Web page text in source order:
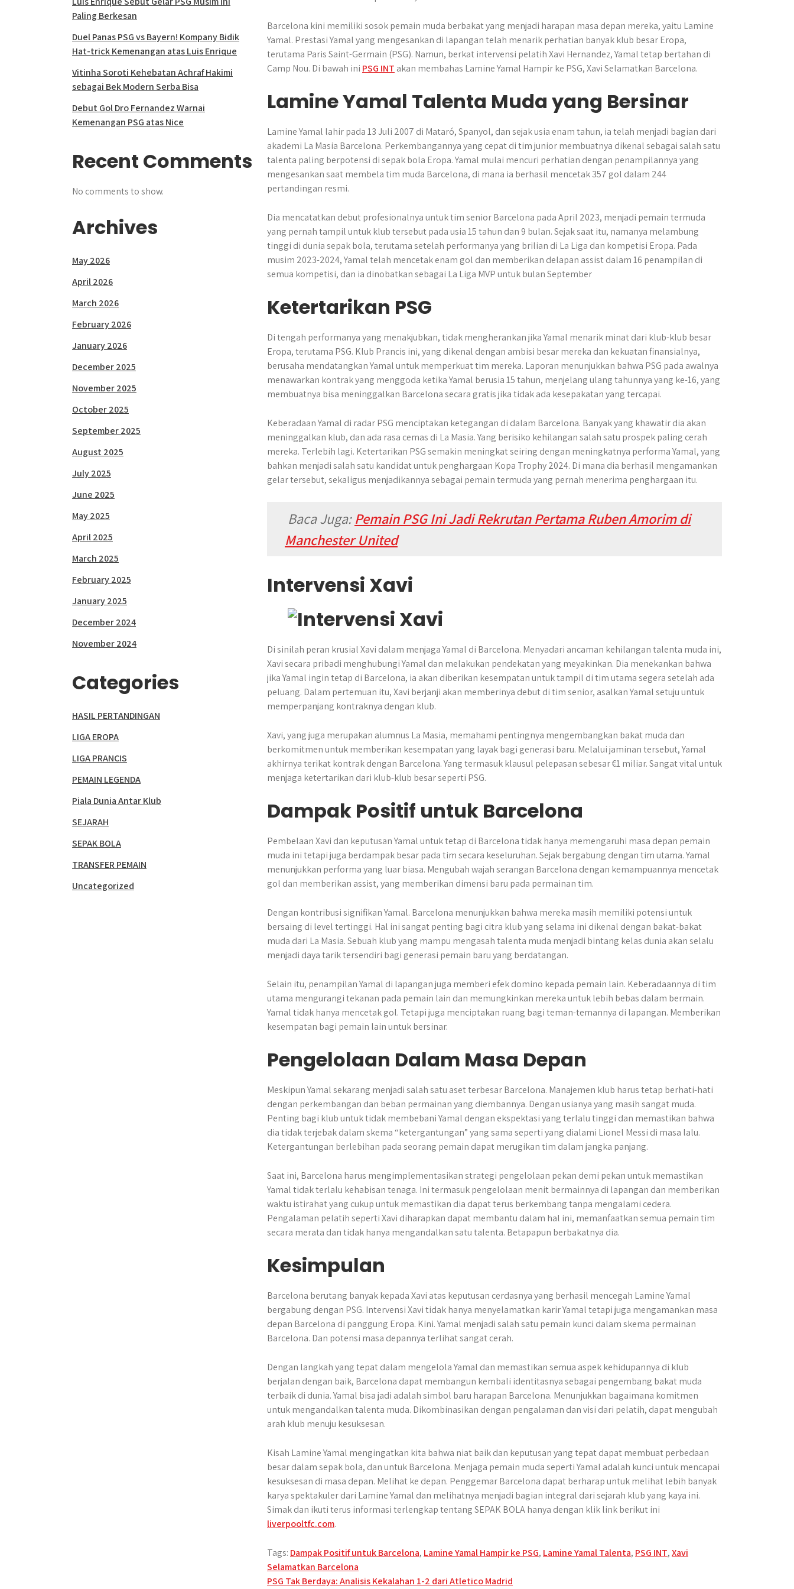
r
Barcelona kini memiliki sosok pemain muda berbakat yang menjadi harapan masa depan mereka, yaitu Lamine
Yamal. Prestasi Yamal yang mengesankan di lapangan telah menarik perhatian banyak klub besar Eropa,
terutama Paris Saint-Germain (PSG). Namun, berkat intervensi pelatih Xavi Hernandez, Yamal tetap bertahan di
Camp Nou. Di bawah ini PSG INT akan membahas Lamine Yamal Hampir ke PSG, Xavi Selamatkan Barcelona.
Lamine Yamal Talenta Muda yang Bersinar
Lamine Yamal lahir pada 13 Juli 2007 di Mataró, Spanyol, dan sejak usia enam tahun, ia telah menjadi bagian dari
akademi La Masia Barcelona. Perkembangannya yang cepat di tim junior membuatnya dikenal sebagai salah satu
talenta paling berpotensi di sepak bola Eropa. Yamal mulai mencuri perhatian dengan penampilannya yang
mengesankan saat membela tim muda Barcelona, di mana ia berhasil mencetak 357 gol dalam 244
pertandingan resmi.
Dia mencatatkan debut profesionalnya untuk tim senior Barcelona pada April 2023, menjadi pemain termuda
yang pernah tampil untuk klub tersebut pada usia 15 tahun dan 9 bulan. Sejak saat itu, namanya melambung
tinggi di dunia sepak bola, terutama setelah performanya yang brilian di La Liga dan kompetisi Eropa. Pada
musim 2023-2024, Yamal telah mencetak enam gol dan memberikan delapan assist dalam 16 penampilan di
semua kompetisi, dan ia dinobatkan sebagai La Liga MVP untuk bulan September
Ketertarikan PSG
Di tengah performanya yang menakjubkan, tidak mengherankan jika Yamal menarik minat dari klub-klub besar
Eropa, terutama PSG. Klub Prancis ini, yang dikenal dengan ambisi besar mereka dan kekuatan finansialnya,
berusaha mendatangkan Yamal untuk memperkuat tim mereka. Laporan menunjukkan bahwa PSG pada awalnya
menawarkan kontrak yang menggoda ketika Yamal berusia 15 tahun, menjelang ulang tahunnya yang ke-16, yang
membuatnya bisa meninggalkan Barcelona secara gratis jika tidak ada kesepakatan yang tercapai.
Keberadaan Yamal di radar PSG menciptakan ketegangan di dalam Barcelona. Banyak yang khawatir dia akan
meninggalkan klub, dan ada rasa cemas di La Masia. Yang berisiko kehilangan salah satu prospek paling cerah
mereka. Terlebih lagi. Ketertarikan PSG semakin meningkat seiring dengan meningkatnya performa Yamal, yang
bahkan menjadi salah satu kandidat untuk penghargaan Kopa Trophy 2024. Di mana dia berhasil mengamankan
gelar tersebut, sekaligus menjadikannya sebagai pemain termuda yang pernah menerima penghargaan itu.
Baca Juga:Pemain PSG Ini Jadi Rekrutan Pertama Ruben Amorim di
Manchester United
Intervensi Xavi
Di sinilah peran krusial Xavi dalam menjaga Yamal di Barcelona. Menyadari ancaman kehilangan talenta muda ini,
Xavi secara pribadi menghubungi Yamal dan melakukan pendekatan yang meyakinkan. Dia menekankan bahwa
jika Yamal ingin tetap di Barcelona, ia akan diberikan kesempatan untuk tampil di tim utama segera setelah ada
peluang. Dalam pertemuan itu, Xavi berjanji akan memberinya debut di tim senior, asalkan Yamal setuju untuk
memperpanjang kontraknya dengan klub.
Xavi, yang juga merupakan alumnus La Masia, memahami pentingnya mengembangkan bakat muda dan
berkomitmen untuk memberikan kesempatan yang layak bagi generasi baru. Melalui jaminan tersebut, Yamal
akhirnya terikat kontrak dengan Barcelona. Yang termasuk klausul pelepasan sebesar €1 miliar. Sangat vital untuk
menjaga ketertarikan dari klub-klub besar seperti PSG.
Dampak Positif untuk Barcelona
Pembelaan Xavi dan keputusan Yamal untuk tetap di Barcelona tidak hanya memengaruhi masa depan pemain
muda ini tetapi juga berdampak besar pada tim secara keseluruhan. Sejak bergabung dengan tim utama. Yamal
menunjukkan performa yang luar biasa. Mengubah wajah serangan Barcelona dengan kemampuannya mencetak
gol dan memberikan assist, yang memberikan dimensi baru pada permainan tim.
Dengan kontribusi signifikan Yamal. Barcelona menunjukkan bahwa mereka masih memiliki potensi untuk
bersaing di level tertinggi. Hal ini sangat penting bagi citra klub yang selama ini dikenal dengan bakat-bakat
muda dari La Masia. Sebuah klub yang mampu mengasah talenta muda menjadi bintang kelas dunia akan selalu
menjadi daya tarik tersendiri bagi generasi pemain baru yang berdatangan.
Selain itu, penampilan Yamal di lapangan juga memberi efek domino kepada pemain lain. Keberadaannya di tim
utama mengurangi tekanan pada pemain lain dan memungkinkan mereka untuk lebih bebas dalam bermain.
Yamal tidak hanya mencetak gol. Tetapi juga menciptakan ruang bagi teman-temannya di lapangan. Memberikan
kesempatan bagi pemain lain untuk bersinar.
Pengelolaan Dalam Masa Depan
Meskipun Yamal sekarang menjadi salah satu aset terbesar Barcelona. Manajemen klub harus tetap berhati-hati
dengan perkembangan dan beban permainan yang diembannya. Dengan usianya yang masih sangat muda.
Penting bagi klub untuk tidak membebani Yamal dengan ekspektasi yang terlalu tinggi dan memastikan bahwa
dia tidak terjebak dalam skema “ketergantungan” yang sama seperti yang dialami Lionel Messi di masa lalu.
Ketergantungan berlebihan pada seorang pemain dapat merugikan tim dalam jangka panjang.
Saat ini, Barcelona harus mengimplementasikan strategi pengelolaan pekan demi pekan untuk memastikan
Yamal tidak terlalu kehabisan tenaga. Ini termasuk pengelolaan menit bermainnya di lapangan dan memberikan
waktu istirahat yang cukup untuk memastikan dia dapat terus berkembang tanpa mengalami cedera.
Pengalaman pelatih seperti Xavi diharapkan dapat membantu dalam hal ini, memanfaatkan semua pemain tim
secara merata dan tidak hanya mengandalkan satu talenta. Betapapun berbakatnya dia.
Kesimpulan
​Barcelona berutang banyak kepada Xavi atas keputusan cerdasnya yang berhasil mencegah Lamine Yamal
bergabung dengan PSG.​ Intervensi Xavi tidak hanya menyelamatkan karir Yamal tetapi juga mengamankan masa
depan Barcelona di panggung Eropa. Kini. Yamal menjadi salah satu pemain kunci dalam skema permainan
Barcelona. Dan potensi masa depannya terlihat sangat cerah.
Dengan langkah yang tepat dalam mengelola Yamal dan memastikan semua aspek kehidupannya di klub
berjalan dengan baik, Barcelona dapat membangun kembali identitasnya sebagai pengembang bakat muda
terbaik di dunia. Yamal bisa jadi adalah simbol baru harapan Barcelona. Menunjukkan bagaimana komitmen
untuk mengandalkan talenta muda. Dikombinasikan dengan pengalaman dan visi dari pelatih, dapat mengubah
arah klub menuju kesuksesan.
Kisah Lamine Yamal mengingatkan kita bahwa niat baik dan keputusan yang tepat dapat membuat perbedaan
besar dalam sepak bola, dan untuk Barcelona. Menjaga pemain muda seperti Yamal adalah kunci untuk mencapai
kesuksesan di masa depan. Melihat ke depan. Penggemar Barcelona dapat berharap untuk melihat lebih banyak
karya spektakuler dari Lamine Yamal dan melihatnya menjadi bagian integral dari sejarah klub yang kaya ini.
Simak dan ikuti terus informasi terlengkap tentang SEPAK BOLA hanya dengan klik link berikut ini
liverpooltfc.com.
Tags: Dampak Positif untuk Barcelona, Lamine Yamal Hampir ke PSG, Lamine Yamal Talenta, PSG INT,Xavi
Selamatkan Barcelona
PSG Tak Berdaya: Analisis Kekalahan 1-2 dari Atletico Madrid
Paling Berkesan
Duel Panas PSG vs Bayern! Kompany Bidik
Hat-trick Kemenangan atas Luis Enrique
Vitinha Soroti Kehebatan Achraf Hakimi
sebagai Bek Modern Serba Bisa
Debut Gol Dro Fernandez Warnai
Kemenangan PSG atas Nice
Recent Comments
No comments to show.
Archives
May 2026
April 2026
March 2026
February 2026
January 2026
December 2025
November 2025
October 2025
September 2025
August 2025
July 2025
June 2025
May 2025
April 2025
March 2025
February 2025
January 2025
December 2024
November 2024
Categories
HASIL PERTANDINGAN
LIGA EROPA
LIGA PRANCIS
PEMAIN LEGENDA
Piala Dunia Antar Klub
SEJARAH
SEPAK BOLA
TRANSFER PEMAIN
Uncategorized